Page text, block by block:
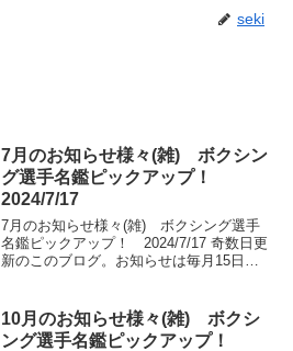
seki
7月のお知らせ様々(雑) ボクシン
グ選手名鑑ピックアップ！
2024/7/17
7月のお知らせ様々(雑) ボクシング選手
名鑑ピックアップ！ 2024/7/17 奇数日更
新のこのブログ。お知らせは毎月15日に
過密スケジュールとなっておりまし
て…。灼...
10月のお知らせ様々(雑) ボクシ
ング選手名鑑ピックアップ！